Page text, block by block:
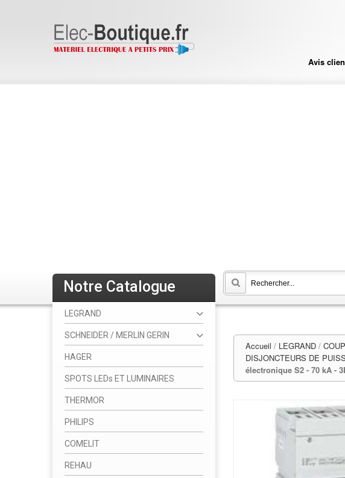
Avis
Accueil / LEGRAND /
DISJONCTEURS DE
électronique S2 - 70 kA -
Notre Catalogue
LEGRAND
SCHNEIDER / MERLIN GERIN
HAGER
SPOTS LEDs ET LUMINAIRES
THERMOR
PHILIPS
COMELIT
REHAU